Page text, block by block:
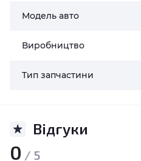
Модель авто
Виробництво
Тип запчастини
Відгуки
0 / 5